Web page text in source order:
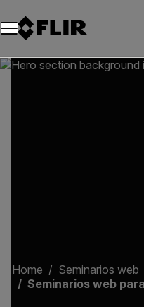
Unread messages
Modelo
Eliminar
artículos
artículo
Añadir al carro
Añadido al carro
Home
Seminarios web
Seminarios web para sistemas